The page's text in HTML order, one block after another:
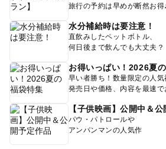
旅行の予約は早めが断然お得
水分補給時は要注意！
直飲みしたペットボトル、
何日後まで飲んでも大丈夫？
お得いっぱい！2026夏
早い者勝ち！数量限定の人気
発売日や価格、内容を最速で
【子供映画】公開中＆
パウ・パトロールや
アンパンマンの人気作